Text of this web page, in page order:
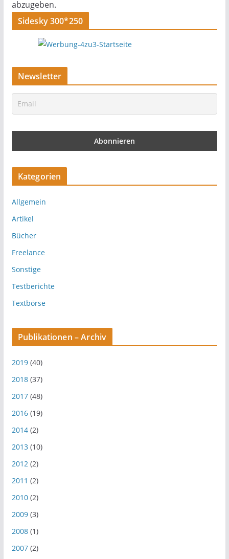
abzugeben.
Sidesky 300*250
Newsletter
Kategorien
Allgemein
Artikel
Bücher
Freelance
Sonstige
Testberichte
Textbörse
Publikationen – Archiv
2019(40)
2018(37)
2017(48)
2016(19)
2014(2)
2013(10)
2012(2)
2011 (2)
2010(2)
2009(3)
2008(1)
2007(2)